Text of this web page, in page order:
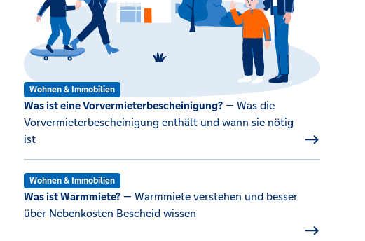
Wohnen & Immobilien
Was ist eine Vorvermieterbescheinigung?— Was die
Vorvermieterbescheinigung enthält und wann sie nötig
ist
Wohnen & Immobilien
Was ist Warmmiete?— Warmmiete verstehen und besser
über Nebenkosten Bescheid wissen